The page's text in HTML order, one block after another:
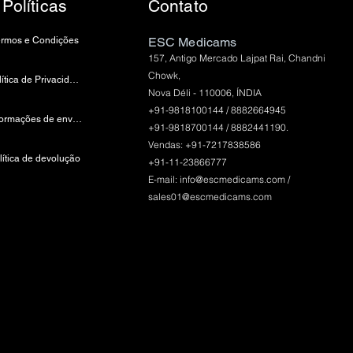
Políticas
e Condições
política de Privacidade
Informações de envio e pagamento
de devolução
Contato
ESC Medicams
157, Antigo Mercado Lajpat Rai, Chandni
Chowk,
Nova Déli - 110006, ÍNDIA
+91-9818100144 / 8882664945
+91-9818700144 / 8882441190.
Vendas: +91-7217838586
+91-11-23866777
E-mail: info@escmedicams.com/
sales01@escmedicams.com